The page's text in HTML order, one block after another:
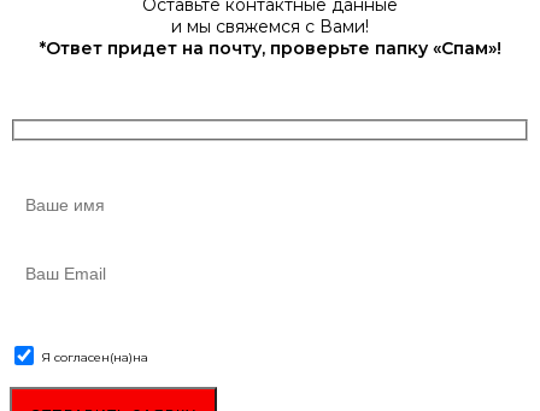
Оставьте контактные данные
и мы свяжемся с Вами!
*Ответ придет на почту, проверьте папку «Спам»!
Я согласен(на)на